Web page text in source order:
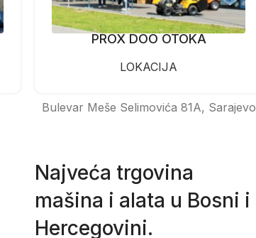
PROX DOO OTOKA
LOKACIJA
Bulevar Meše Selimovića 81A, Sarajevo
Najveća trgovina
mašina i alata u Bosni i
Hercegovini.